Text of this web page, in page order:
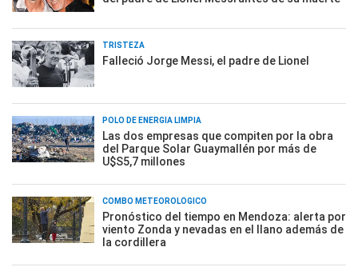
TRISTEZA
Falleció Jorge Messi, el padre de Lionel
POLO DE ENERGÍA LIMPIA
Las dos empresas que compiten por la obra
del Parque Solar Guaymallén por más de
U$S5,7 millones
COMBO METEOROLÓGICO
Pronóstico del tiempo en Mendoza: alerta por
viento Zonda y nevadas en el llano además de
la cordillera